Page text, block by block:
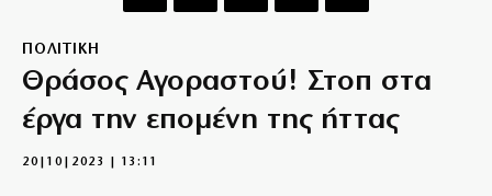
ΠΟΛΙΤΙΚΗ
Θράσος Αγοραστού! Στοπ στα
έργα την επομένη της ήττας
20|10|2023 | 13:11